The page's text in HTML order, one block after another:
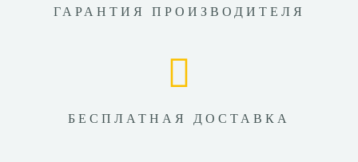
ГАРАНТИЯ ПРОИЗВОДИТЕЛЯ
БЕСПЛАТНАЯ ДОСТАВКА